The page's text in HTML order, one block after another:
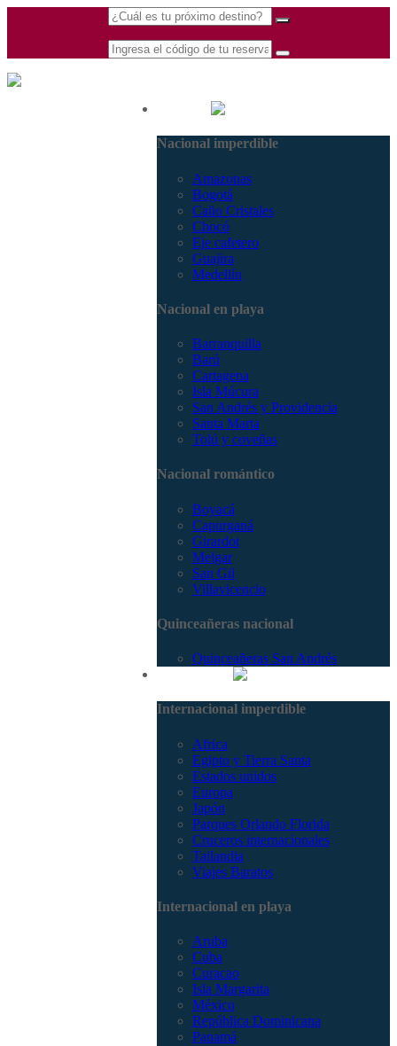
Nacional imperdible
Amazonas
Bogotá
Caño Cristales
Chocó
Eje cafetero
Guajira
Medellín
Nacional en playa
Barranquilla
Barú
Cartagena
Isla Múcura
San Andrés y Providencia
Santa Marta
Tolú y coveñas
Nacional romántico
Boyacá
Capurganá
Girardot
Melgar
San Gil
Villavicencio
Quinceañeras nacional
Quinceañeras San Andrés
Internacional imperdible
Africa
Egipto y Tierra Santa
Estados unidos
Europa
Japón
Parques Orlando Florida
Cruceros internacionales
Tailandia
Viajes Baratos
Internacional en playa
Aruba
Cuba
Curacao
Isla Margarita
México
República Dominicana
Panamá